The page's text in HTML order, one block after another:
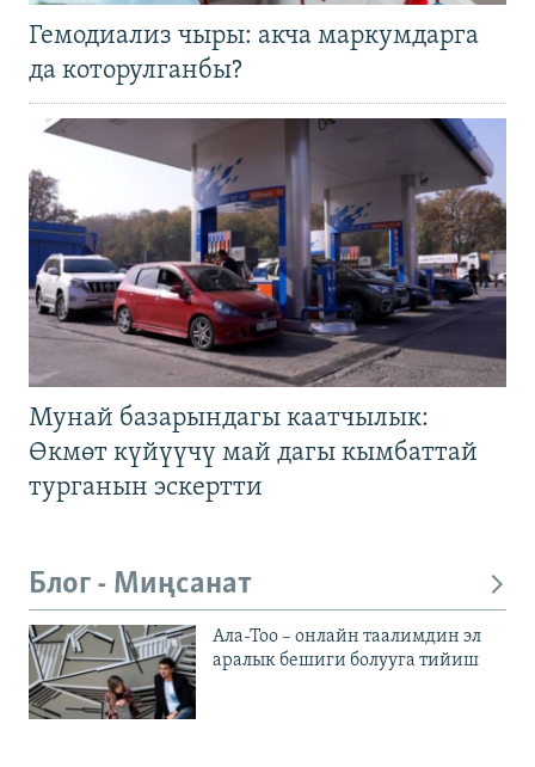
Гемодиализ чыры: акча маркумдарга
да которулганбы?
Мунай базарындагы каатчылык:
Өкмөт күйүүчү май дагы кымбаттай
турганын эскертти
Блог - Миңсанат
Ала-Тоо – онлайн таалимдин эл
аралык бешиги болууга тийиш